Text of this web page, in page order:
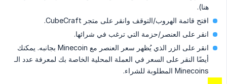
هنا).
افتح قائمة الهروب/التوقف وانقر على متجر CubeCraft.
انقر على العنصر/حزمة التي ترغب في شرائها.
انقر على الزر الذي يُظهر سعر العنصر مع Minecoin بجانبه. يمكنك
أيضًا النقر على السعر في العملة المحلية الخاصة بك لمعرفة عدد الـ
Minecoins المطلوبة للشراء.